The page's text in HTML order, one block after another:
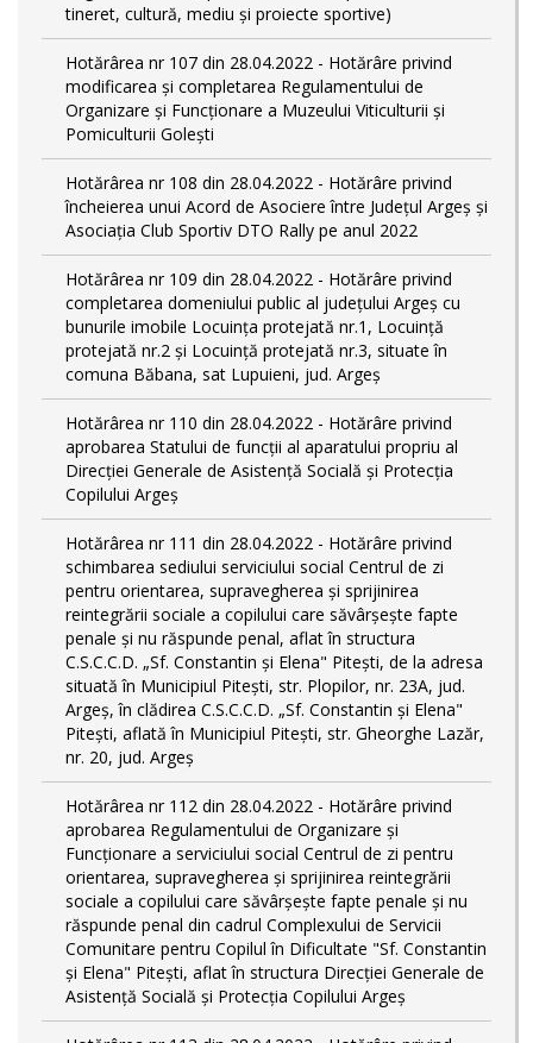
tineret, cultură, mediu și proiecte sportive)
Hotărârea nr 107 din 28.04.2022 - Hotărâre privind
modificarea și completarea Regulamentului de
Organizare și Funcționare a Muzeului Viticulturii și
Pomiculturii Golești
Hotărârea nr 108 din 28.04.2022 - Hotărâre privind
încheierea unui Acord de Asociere între Județul Argeș și
Asociația Club Sportiv DTO Rally pe anul 2022
Hotărârea nr 109 din 28.04.2022 - Hotărâre privind
completarea domeniului public al judeţului Argeş cu
bunurile imobile Locuința protejată nr.1, Locuință
protejată nr.2 și Locuință protejată nr.3, situate în
comuna Băbana, sat Lupuieni, jud. Argeș
Hotărârea nr 110 din 28.04.2022 - Hotărâre privind
aprobarea Statului de funcții al aparatului propriu al
Direcției Generale de Asistență Socială și Protecția
Copilului Argeș
Hotărârea nr 111 din 28.04.2022 - Hotărâre privind
schimbarea sediului serviciului social Centrul de zi
pentru orientarea, supravegherea şi sprijinirea
reintegrării sociale a copilului care săvârşeşte fapte
penale şi nu răspunde penal, aflat în structura
C.S.C.C.D. „Sf. Constantin și Elena" Pitești, de la adresa
situată în Municipiul Pitești, str. Plopilor, nr. 23A, jud.
Argeș, în clădirea C.S.C.C.D. „Sf. Constantin și Elena"
Pitești, aflată în Municipiul Pitești, str. Gheorghe Lazăr,
nr. 20, jud. Argeș
Hotărârea nr 112 din 28.04.2022 - Hotărâre privind
aprobarea Regulamentului de Organizare și
Funcționare a serviciului social Centrul de zi pentru
orientarea, supravegherea şi sprijinirea reintegrării
sociale a copilului care săvârşeşte fapte penale şi nu
răspunde penal din cadrul Complexului de Servicii
Comunitare pentru Copilul în Dificultate "Sf. Constantin
și Elena" Pitești, aflat în structura Direcției Generale de
Asistență Socială și Protecția Copilului Argeș